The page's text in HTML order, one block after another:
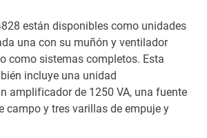
están disponibles como unidades
una con su muñón y ventilador
como sistemas completos. Esta
incluye una unidad
amplificador de 1250 VA, una fuente
campo y tres varillas de empuje y